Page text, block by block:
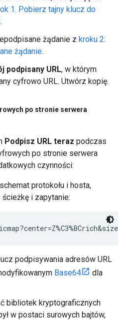
1. Pobierz tajny klucz do
.
żądanie z kroku 2:
żądanie.
podpisany URL, w którym
cyfrowo URL. Utwórz kopię.
po stronie serwera
Podpisz URL teraz podczas
po stronie serwera
czynności:
protokołu i hosta,
i zapytanie:
podpisywania adresów URL
Base64
dla
bibliotek kryptograficznych
w postaci surowych bajtów,